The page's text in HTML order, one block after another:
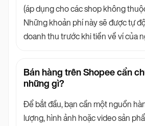
(áp dụng cho các shop không
Những khoản phí này sẽ được tự
doanh thu trước khi tiền về ví của
Bán hàng trên Shopee cần
những gì?
Để bắt đầu, bạn cần một nguồn
lượng, hình ảnh hoặc video sản